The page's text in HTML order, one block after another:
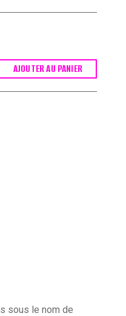
AJOUTER AU PANIER
sous le nom de